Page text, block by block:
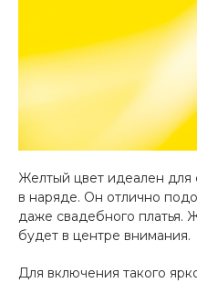
Желтый цвет идеален для
в наряде. Он отлично
даже свадебного платья.
будет в центре внимания.
Для включения такого